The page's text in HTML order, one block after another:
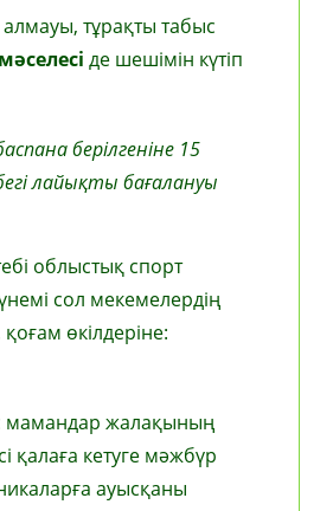
тұрақты табыс
де шешімін күтіп
берілгеніне 15
лайықты бағалануы
облыстық спорт
сол мекемелердің
өкілдеріне:
мамандар жалақының
қалаға кетуге мәжбүр
ауысқаны